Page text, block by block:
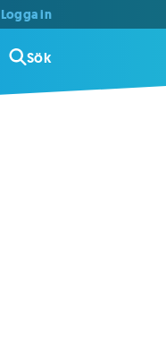
Logga in
Sök